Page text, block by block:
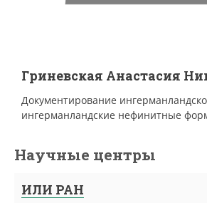
Гриневская Анастасия
Документирование
ингерманландские нефинитные
Научные центры
ИЛИ РАН